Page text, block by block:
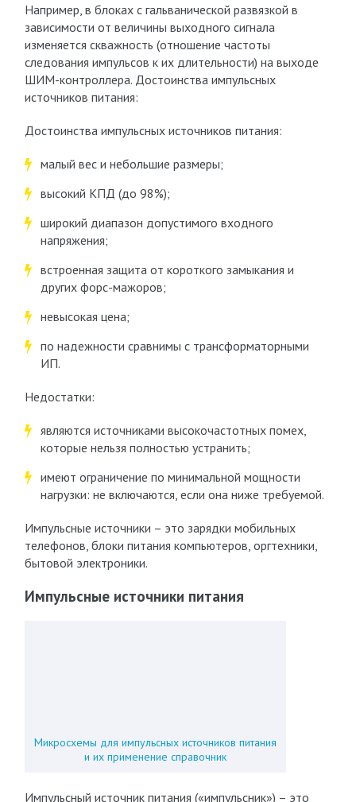
Например, в блоках с гальванической развязкой в
зависимости от величины выходного сигнала
изменяется скважность (отношение частоты
следования импульсов к их длительности) на выходе
ШИМ-контроллера. Достоинства импульсных
источников питания:
Достоинства импульсных источников питания:
малый вес и небольшие размеры;
высокий КПД (до 98%);
широкий диапазон допустимого входного
напряжения;
встроенная защита от короткого замыкания и
других форс-мажоров;
невысокая цена;
по надежности сравнимы с трансформаторными
ИП.
Недостатки:
являются источниками высокочастотных помех,
которые нельзя полностью устранить;
имеют ограничение по минимальной мощности
нагрузки: не включаются, если она ниже требуемой.
Импульсные источники – это зарядки мобильных
телефонов, блоки питания компьютеров, оргтехники,
бытовой электроники.
Импульсные источники питания
Микросхемы для импульсных источников питания
и их применение справочник
Импульсный источник питания («импульсник») – это